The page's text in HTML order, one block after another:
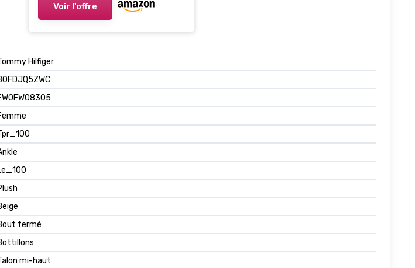
Voir l'offre
Hilfiger
fermé
mi-haut